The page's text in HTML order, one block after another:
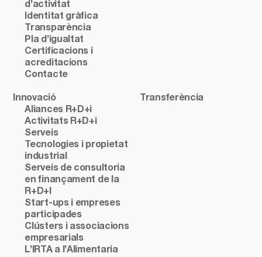
d’activitat
Identitat gràfica
Transparència
Pla d’igualtat
Certificacions i
acreditacions
Contacte
Innovació
Aliances R+D+i
Activitats R+D+i
Serveis
Tecnologies i propietat
industrial
Serveis de consultoria
en finançament de la
R+D+I
Start-ups i empreses
participades
Clústers i associacions
empresarials
L’IRTA a l’Alimentaria
Transferència